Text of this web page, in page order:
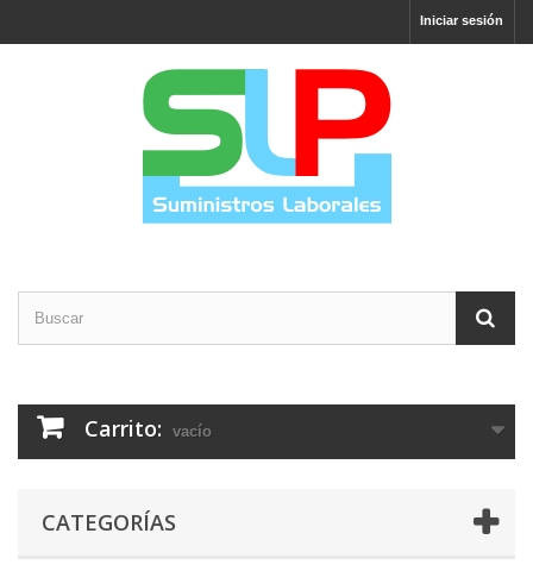
Iniciar sesión
Carrito: vacío
CATEGORÍAS